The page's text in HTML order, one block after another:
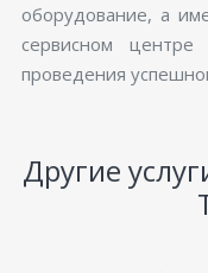
оборудование, а
сервисном
проведения
Другие